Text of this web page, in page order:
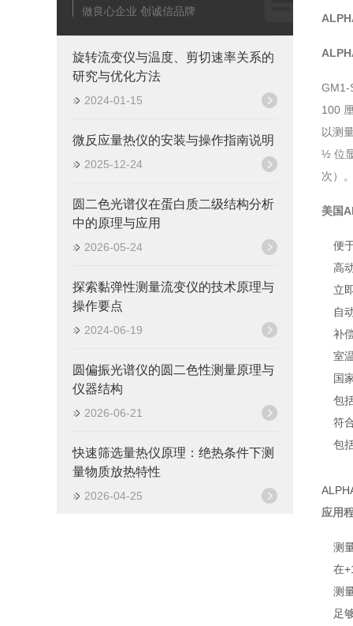
做良心企业 创诚信品牌
旋转流变仪与温度、剪切速率关系的
研究与优化方法
2024-01-15
微反应量热仪的安装与操作指南说明
2025-12-24
圆二色光谱仪在蛋白质二级结构分析
中的原理与应用
2026-05-24
探索黏弹性测量流变仪的技术原理与
操作要点
2024-06-19
圆偏振光谱仪的圆二色性测量原理与
仪器结构
2026-06-21
快速筛选量热仪原理：绝热条件下测
量物质放热特性
2026-04-25
GM1-
100
以测
½ 位
次）
美国
便
高
立
自
补
室
国
包
符
包
应用
测
在
测
足